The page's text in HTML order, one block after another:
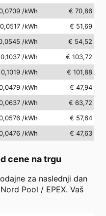
/kWh
€ 70,86
/kWh
€ 51,69
/kWh
€ 54,52
/kWh
€ 103,72
/kWh
€ 101,88
/kWh
€ 47,94
/kWh
€ 63,72
/kWh
€ 57,64
/kWh € 47,63
cene na trgu
za naslednji dan
Pool / EPEX. Vaš